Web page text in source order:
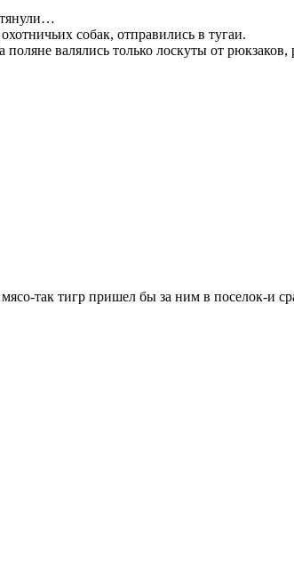
собак, отправились в тугаи.
поляне валялись только лоскуты от
так тигр пришел бы за ним в поселок-и